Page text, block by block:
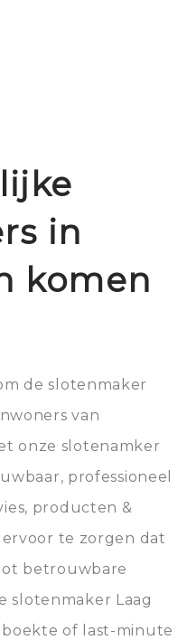
in
komen
de slotenmaker
van
onze slotenamker
professioneel
producten &
ervoor te zorgen dat
betrouwbare
slotenmaker Laag
of last-minute